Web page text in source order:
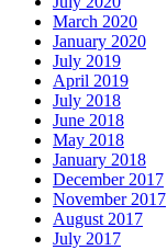
March 2020
January 2020
July 2019
April 2019
July 2018
June 2018
May 2018
January 2018
December 2017
November 2017
August 2017
July 2017